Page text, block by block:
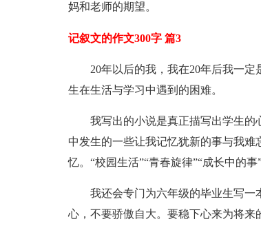
妈和老师的期望。
记叙文的作文300字 篇3
20年以后的我，我在20年后我一
生在生活与学习中遇到的困难。
我写出的小说是真正描写出学生
中发生的一些让我记忆犹新的事与我
忆。“校园生活”“青春旋律”“成长中的事
我还会专门为六年级的毕业生写
心，不要骄傲自大。要稳下心来为将